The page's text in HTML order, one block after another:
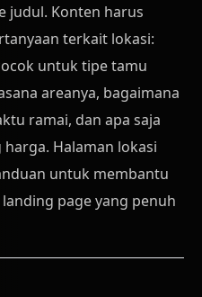
judul. Konten harus
terkait lokasi:
untuk tipe tamu
areanya, bagaimana
ramai, dan apa saja
Halaman lokasi
untuk membantu
page yang penuh